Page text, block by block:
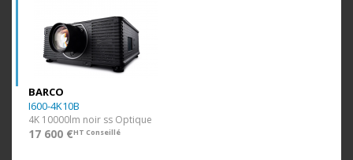
BARCO
I600-4K10B
4K 10000lm noir ss Optique
17 600 €HT Conseillé